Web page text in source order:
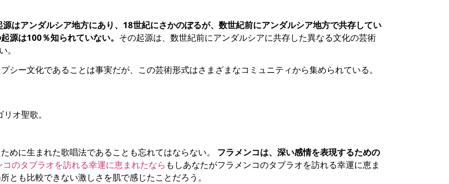
はアンダルシア地方にあり、18世紀にさかのぼるが、数世紀前にアンダルシア地方で共存してい
源は100％知られていない。 その起源は、数世紀前にアンダルシアに共存した異なる文化の芸術
シー文化であることは事実だが、この芸術形式はさまざまなコミュニティから集められている。
オ聖歌。
めに生まれた歌唱法であることも忘れてはならない。 フラメンコは、深い感情を表現するための
コのタブラオを訪れる幸運に恵まれたなら もしあなたがフラメンコのタブラオを訪れる幸運に恵ま
とも比較できない激しさを肌で感じたことだろう。